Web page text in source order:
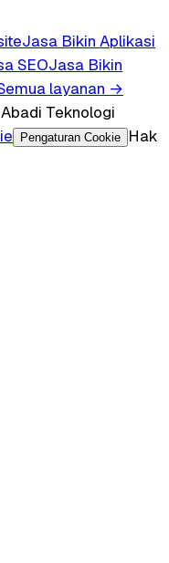
Jasa Bikin Aplikasi
SEOJasa Bikin
layanan →
Teknologi
Pengaturan Cookie
Hak